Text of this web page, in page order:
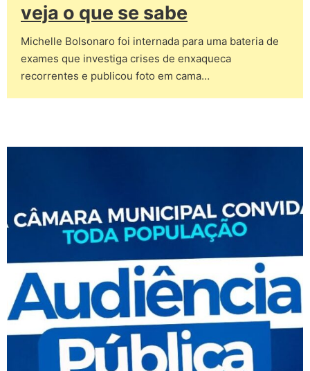
veja o que se sabe
Michelle Bolsonaro foi internada para uma bateria de
exames que investiga crises de enxaqueca
recorrentes e publicou foto em cama…